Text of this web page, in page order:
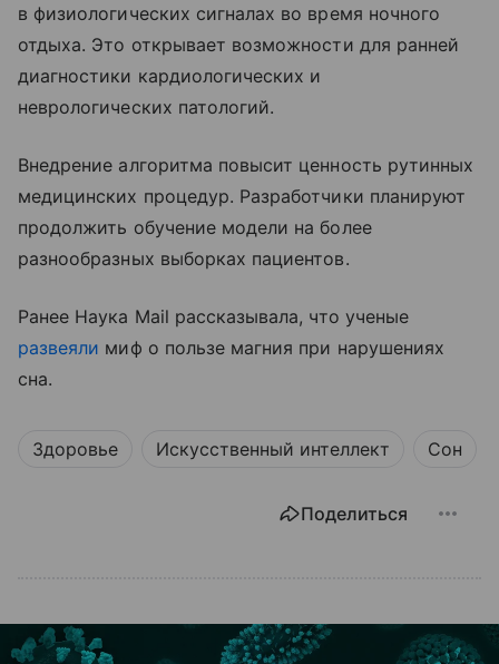
в физиологических сигналах во время ночного
отдыха. Это открывает возможности для ранней
диагностики кардиологических и
неврологических патологий.
Внедрение алгоритма повысит ценность рутинных
медицинских процедур. Разработчики планируют
продолжить обучение модели на более
разнообразных выборках пациентов.
Ранее Наука Mail рассказывала, что ученые
развеяли миф о пользе магния при нарушениях
сна.
Здоровье Искусственный интеллект Сон
Поделиться